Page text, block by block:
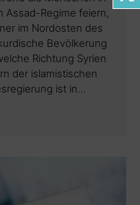
Assad-Regime feiern,
im Nordosten des
Bevölkerung
Richtung Syrien
der islamistischen
ist in…